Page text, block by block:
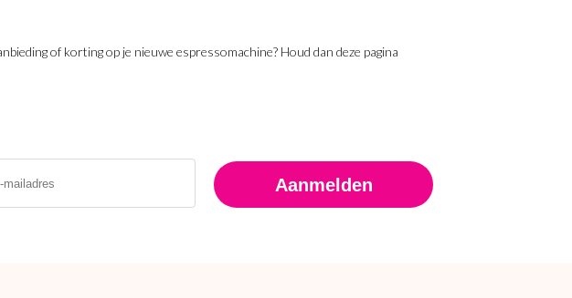
of korting op je nieuwe espressomachine? Houd dan deze pagina
Aanmelden